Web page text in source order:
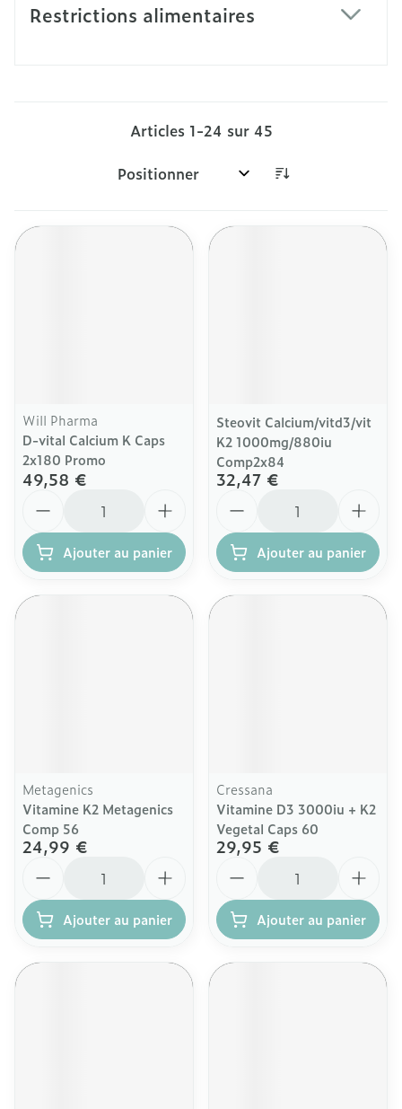
Restrictions alimentaires
Articles 1-24 sur 45
Trier par:
Will Pharma
D-vital Calcium K Caps
2x180 Promo
49,58 €
Ajouter au panier
Steovit Calcium/vitd3/vit
K2 1000mg/880iu
Comp2x84
32,47 €
Ajouter au panier
Metagenics
Vitamine K2 Metagenics
Comp 56
24,99 €
Ajouter au panier
Cressana
Vitamine D3 3000iu + K2
Vegetal Caps 60
29,95 €
Ajouter au panier